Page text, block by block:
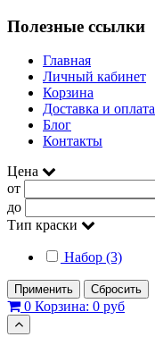
Полезные ссылки
Главная
Личный кабинет
Корзина
Доставка и оплата
Блог
Контакты
Цена
от
до
Тип краски
Набор (3)
Применить Сбросить
0 Корзина: 0 руб